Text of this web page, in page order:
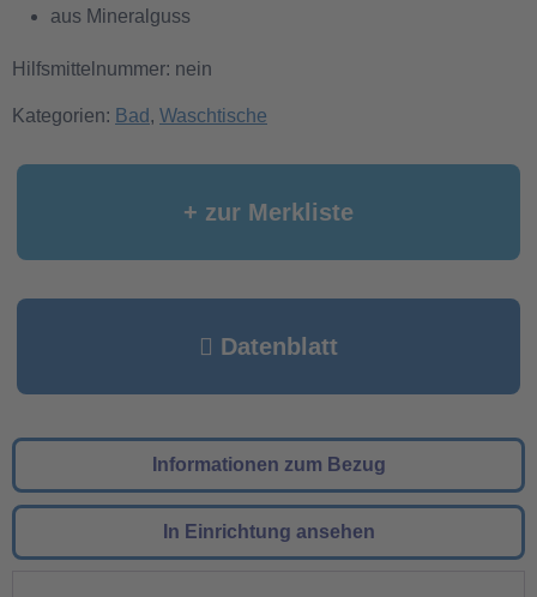
aus Mineralguss
Hilfsmittelnummer: nein
Kategorien: Bad , Waschtische
+ zur Merkliste
Datenblatt
Informationen zum Bezug
In Einrichtung ansehen